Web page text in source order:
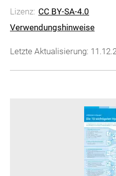
Lizenz: CC BY-SA-4.0
Verwendungshinweise
Letzte Aktualisierung: